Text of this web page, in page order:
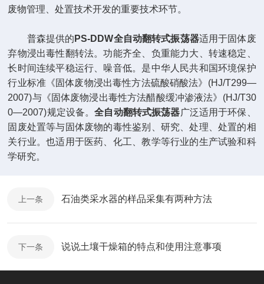
废物管理、处置技术开发的重要技术环节。
普森提供的 PS-DDW全自动翻转式振荡器适用于固体废
弃物浸出毒性翻转法。功能齐全、负重能力大、转速稳定、
长时间连续平稳运行、噪音低。是中华人民共和国环境保护
行业标准《固体废物浸出毒性方法硫酸硝酸法》(HJ/T299—
2007)与《固体废物浸出毒性方法醋酸缓冲渗液法》(HJ/T30
0—2007)规定设备。全自动翻转式振荡器广泛适用于环保、
固废处置等与固体废物的毒性鉴别、研究、处理、处置的相
关行业。也适用于医药、化工、教学等行业的生产试验和科
学研究。
上一条 石油类采水器的样品采集有两种方法
下一条 说说土壤干燥箱的特点和使用注意事项